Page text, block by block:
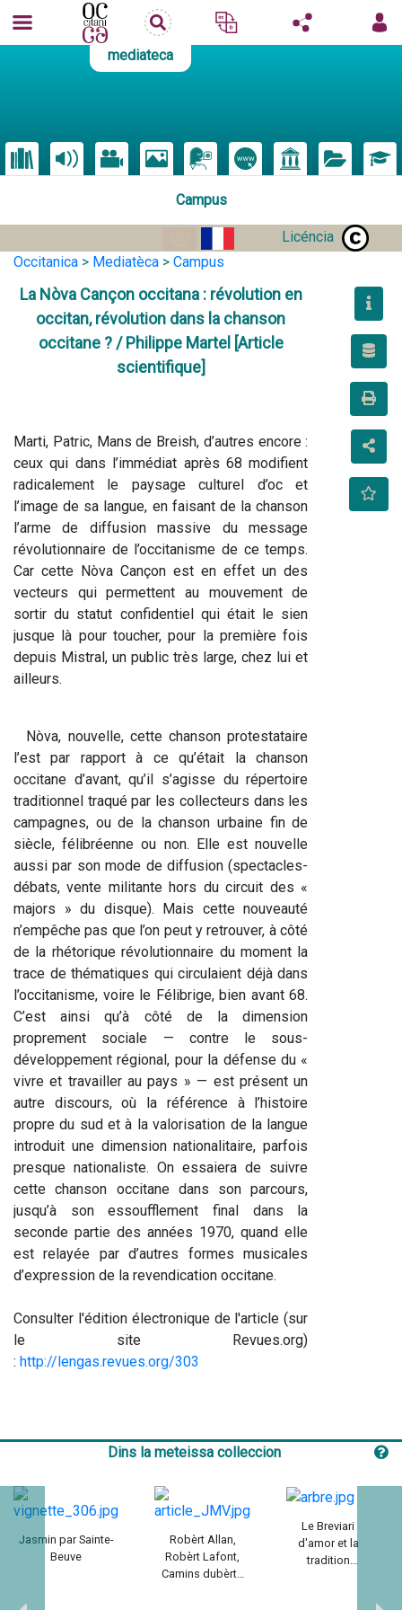
mediateca
Campus
Licéncia
Occitanica > Mediatèca > Campus
La Nòva Cançon occitana : révolution en
occitan, révolution dans la chanson
occitane ? / Philippe Martel [Article
scientifique]
Marti, Patric, Mans de Breish, d’autres encore :
ceux qui dans l’immédiat après 68 modifient
radicalement le paysage culturel d’oc et
l’image de sa langue, en faisant de la chanson
l’arme de diffusion massive du message
révolutionnaire de l’occitanisme de ce temps.
Car cette Nòva Cançon est en effet un des
vecteurs qui permettent au mouvement de
sortir du statut confidentiel qui était le sien
jusque là pour toucher, pour la première fois
depuis Mistral, un public très large, chez lui et
ailleurs.
l’est par rapport à ce qu’était la chanson
occitane d’avant, qu’il s’agisse du répertoire
traditionnel traqué par les collecteurs dans les
campagnes, ou de la chanson urbaine fin de
siècle, félibréenne ou non. Elle est nouvelle
aussi par son mode de diffusion (spectacles-
débats, vente militante hors du circuit des «
majors » du disque). Mais cette nouveauté
n’empêche pas que l’on peut y retrouver, à côté
de la rhétorique révolutionnaire du moment la
trace de thématiques qui circulaient déjà dans
l’occitanisme, voire le Félibrige, bien avant 68.
C’est ainsi qu’à côté de la dimension
proprement sociale — contre le sous-
développement régional, pour la défense du «
vivre et travailler au pays » — est présent un
autre discours, où la référence à l’histoire
propre du sud et à la valorisation de la langue
introduit une dimension nationalitaire, parfois
presque nationaliste. On essaiera de suivre
cette chanson occitane dans son parcours,
jusqu’à son essoufflement final dans la
seconde partie des années 1970, quand elle
est relayée par d’autres formes musicales
d’expression de la revendication occitane.
Consulter l'édition électronique de l'article (sur
le site Revues.org)
: http://lengas.revues.org/303
Dins la meteissa colleccion
Jasmin par Sainte-
Beuve
Robèrt Allan,
Robèrt Lafont,
Camins dubèrts
Le Breviari
d'amor et la
tradition